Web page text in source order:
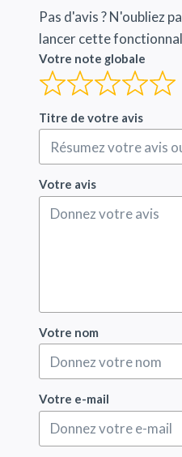
Pas d'avis ? N'oubliez
lancer cette
Votre note globale
Titre de votre avis
Votre avis
Votre nom
Votre e-mail